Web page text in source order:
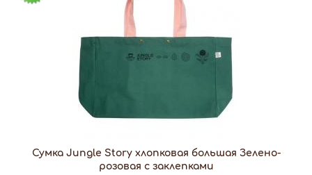
Сумка Jungle Story хлопковая большая Зелено-
розовая с заклепками